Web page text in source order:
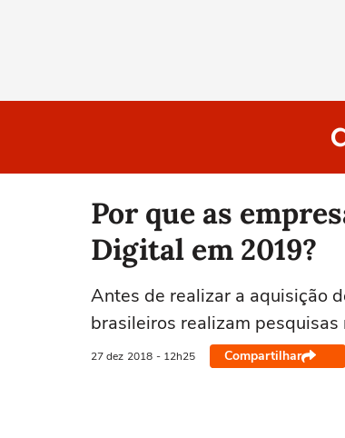
Por que as
Digital em 2019?
Antes de realizar a aquisição
brasileiros realizam
27 dez 2018 - 12h25 Compartilhar